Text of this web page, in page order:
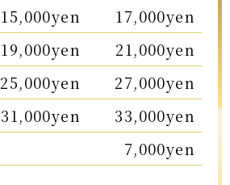
15,000yen 17,000yen
19,000yen 21,000yen
25,000yen 27,000yen
31,000yen 33,000yen
7,000yen